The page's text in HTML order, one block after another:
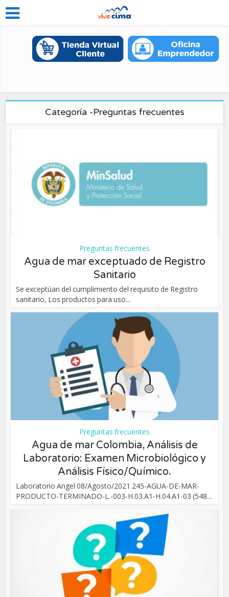
Categoría -Preguntas frecuentes
Preguntas frecuentes
Agua de mar exceptuado de Registro
Sanitario
Se exceptúan del cumplimiento del requisito de Registro
sanitario, Los productos para uso...
Preguntas frecuentes
Agua de mar Colombia, Análisis de
Laboratorio: Examen Microbiológico y
Análisis Físico/Químico.
Laboratorio Angel 08/Agosto/2021 245-AGUA-DE-MAR-
PRODUCTO-TERMINADO-L.-003-H.03.A1-H.04.A1-03 (548...